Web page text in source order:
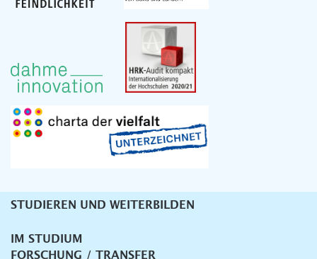
Unternavigation
STUDIEREN UND WEITERBILDEN
IM STUDIUM
FORSCHUNG / TRANSFER